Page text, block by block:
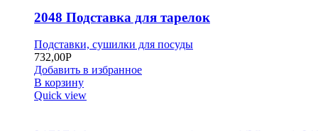
2048 Подставка для тарелок
Подставки, сушилки для посуды
732,00Р
Добавить в избранное
В корзину
Quick view